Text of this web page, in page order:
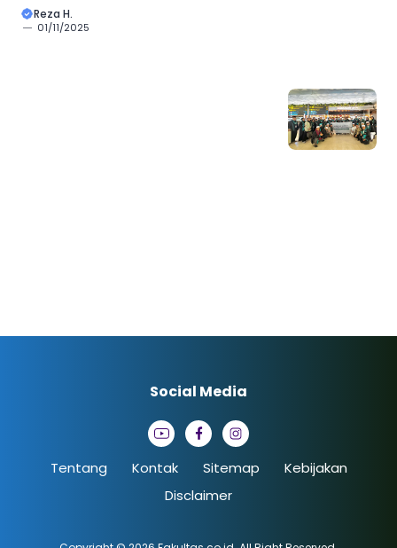
Reza H.
01/11/2025
Tentang Kontak Sitemap
Kebijakan
Disclaimer
Social Media